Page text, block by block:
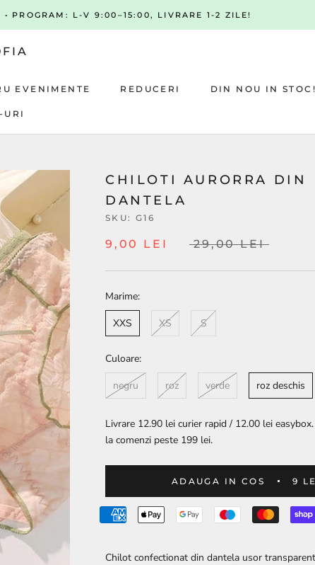
PROGRAM: L-V 9:00–15:00, LIVRARE 1-2 ZILE!
EVENIMENTE REDUCERI DIN NOU IN STOC!
URI
CHILOTI AURORRA DIN
DANTELA
SKU: G16
9,00 LEI 29,00 LEI
Marime:
XXS
XS S
Culoare:
negru
roz verde roz deschis
Livrare 12.90 lei curier rapid / 12.00 lei
la comenzi peste 199 lei.
ADAUGA IN COS 9
Chilot confectionat din dantela usor